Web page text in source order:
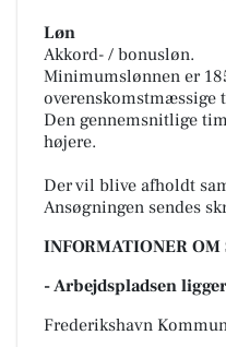
Løn
Akkord- / bonusløn.
Minimumslønnen er
Den gennemsnitlige
højere.
Der vil blive afholdt
Ansøgningen sendes
INFORMATIONER
- Arbejdspladsen
Frederikshavn